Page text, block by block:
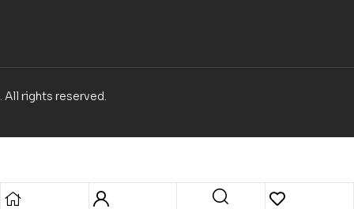
. All rights reserved.
Корзина